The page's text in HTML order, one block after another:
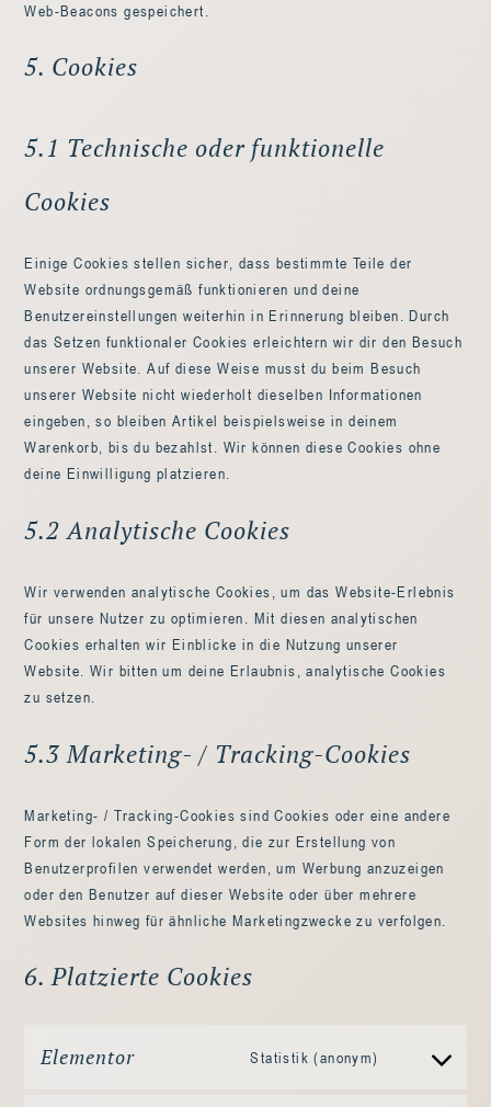
Web-Beacons gespeichert.
5. Cookies
5.1 Technische oder funktionelle
Cookies
Einige Cookies stellen sicher, dass bestimmte Teile der
Website ordnungsgemäß funktionieren und deine
Benutzereinstellungen weiterhin in Erinnerung bleiben. Durch
das Setzen funktionaler Cookies erleichtern wir dir den Besuch
unserer Website. Auf diese Weise musst du beim Besuch
unserer Website nicht wiederholt dieselben Informationen
eingeben, so bleiben Artikel beispielsweise in deinem
Warenkorb, bis du bezahlst. Wir können diese Cookies ohne
deine Einwilligung platzieren.
5.2 Analytische Cookies
Wir verwenden analytische Cookies, um das Website-Erlebnis
für unsere Nutzer zu optimieren. Mit diesen analytischen
Cookies erhalten wir Einblicke in die Nutzung unserer
Website. Wir bitten um deine Erlaubnis, analytische Cookies
zu setzen.
5.3 Marketing- / Tracking-Cookies
Marketing- / Tracking-Cookies sind Cookies oder eine andere
Form der lokalen Speicherung, die zur Erstellung von
Benutzerprofilen verwendet werden, um Werbung anzuzeigen
oder den Benutzer auf dieser Website oder über mehrere
Websites hinweg für ähnliche Marketingzwecke zu verfolgen.
6. Platzierte Cookies
Elementor Statistik (anonym)